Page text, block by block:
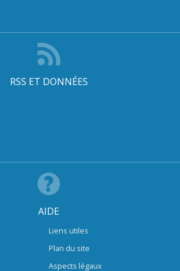
RSS ET DONNÉES
AIDE
Liens utiles
Plan du site
Aspects légaux